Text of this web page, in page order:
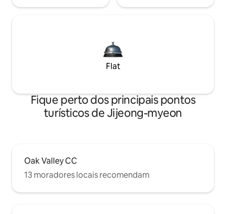
Flat
Fique perto dos principais pontos
turísticos de Jijeong-myeon
Oak Valley CC
13 moradores locais recomendam